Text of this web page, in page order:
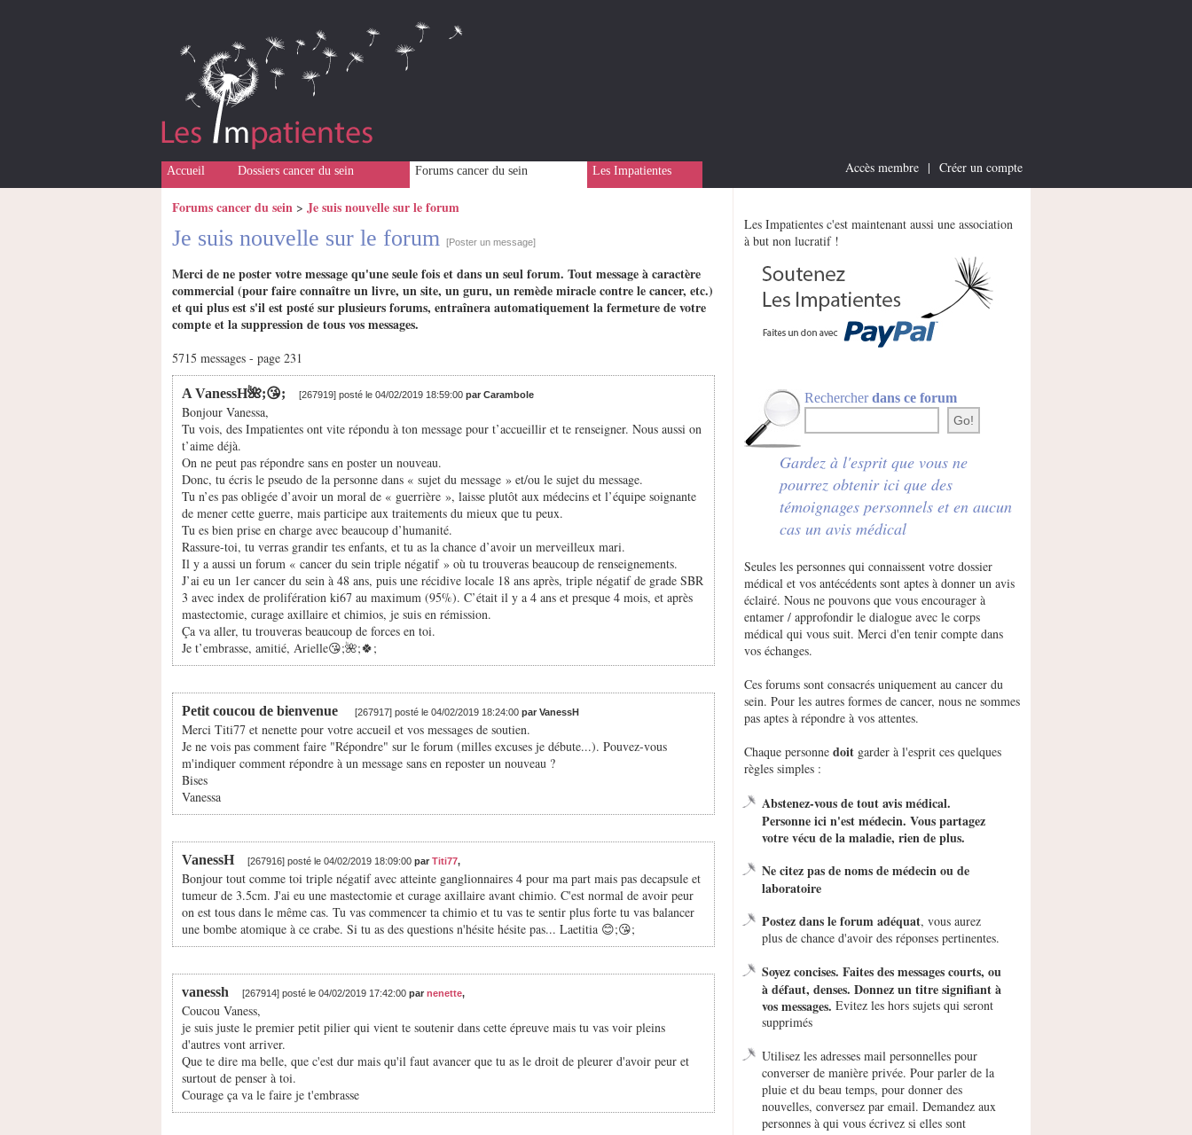
Accueil Dossiers cancer du sein Forums cancer du sein Les Impatientes Accès membre | Créer un compte
Forums cancer du sein > Je suis nouvelle sur le forum
Je suis nouvelle sur le forum [Poster un message]
Merci de ne poster votre message qu'une seule fois et dans un seul forum. Tout message à caractère
commercial (pour faire connaître un livre, un site, un guru, un remède miracle contre le cancer, etc.)
et qui plus est s'il est posté sur plusieurs forums, entraînera automatiquement la fermeture de votre
compte et la suppression de tous vos messages.
5715 messages - page 231
A VanessH🌺;😘; [267919] posté le 04/02/2019 18:59:00 par Carambole
Bonjour Vanessa,
Tu vois, des Impatientes ont vite répondu à ton message pour t’accueillir et te renseigner. Nous aussi on
t’aime déjà.
On ne peut pas répondre sans en poster un nouveau.
Donc, tu écris le pseudo de la personne dans « sujet du message » et/ou le sujet du message.
Tu n’es pas obligée d’avoir un moral de « guerrière », laisse plutôt aux médecins et l’équipe soignante
de mener cette guerre, mais participe aux traitements du mieux que tu peux.
Tu es bien prise en charge avec beaucoup d’humanité.
Rassure-toi, tu verras grandir tes enfants, et tu as la chance d’avoir un merveilleux mari.
Il y a aussi un forum « cancer du sein triple négatif » où tu trouveras beaucoup de renseignements.
J’ai eu un 1er cancer du sein à 48 ans, puis une récidive locale 18 ans après, triple négatif de grade SBR
3 avec index de prolifération ki67 au maximum (95%). C’était il y a 4 ans et presque 4 mois, et après
mastectomie, curage axillaire et chimios, je suis en rémission.
Ça va aller, tu trouveras beaucoup de forces en toi.
Je t’embrasse, amitié, Arielle😘;🌺;🍀;
Petit coucou de bienvenue [267917] posté le 04/02/2019 18:24:00 par VanessH
Merci Titi77 et nenette pour votre accueil et vos messages de soutien.
Je ne vois pas comment faire "Répondre" sur le forum (milles excuses je débute...). Pouvez-vous
m'indiquer comment répondre à un message sans en reposter un nouveau ?
Bises
Vanessa
VanessH [267916] posté le 04/02/2019 18:09:00 par Titi77,
Bonjour tout comme toi triple négatif avec atteinte ganglionnaires 4 pour ma part mais pas decapsule et
tumeur de 3.5cm. J'ai eu une mastectomie et curage axillaire avant chimio. C'est normal de avoir peur
on est tous dans le même cas. Tu vas commencer ta chimio et tu vas te sentir plus forte tu vas balancer
une bombe atomique à ce crabe. Si tu as des questions n'hésite hésite pas... Laetitia 😊;😘;
vanessh [267914] posté le 04/02/2019 17:42:00 par nenette,
Coucou Vaness,
je suis juste le premier petit pilier qui vient te soutenir dans cette épreuve mais tu vas voir pleins
d'autres vont arriver.
Que te dire ma belle, que c'est dur mais qu'il faut avancer que tu as le droit de pleurer d'avoir peur et
surtout de penser à toi.
Courage ça va le faire je t'embrasse
Les Impatientes c'est maintenant aussi une association
à but non lucratif !
Rechercherdans ce forum
Gardez à l'esprit que vous ne
pourrez obtenir ici que des
témoignages personnels et en aucun
cas un avis médical
Seules les personnes qui connaissent votre dossier
médical et vos antécédents sont aptes à donner un avis
éclairé. Nous ne pouvons que vous encourager à
entamer / approfondir le dialogue avec le corps
médical qui vous suit. Merci d'en tenir compte dans
vos échanges.
Ces forums sont consacrés uniquement au cancer du
sein. Pour les autres formes de cancer, nous ne sommes
pas aptes à répondre à vos attentes.
Chaque personne doit garder à l'esprit ces quelques
règles simples :
Abstenez-vous de tout avis médical.
Personne ici n'est médecin. Vous partagez
votre vécu de la maladie, rien de plus.
Ne citez pas de noms de médecin ou de
laboratoire
Postez dans le forum adéquat, vous aurez
plus de chance d'avoir des réponses pertinentes.
Soyez concises. Faites des messages courts, ou
à défaut, denses. Donnez un titre signifiant à
vos messages. Evitez les hors sujets qui seront
supprimés
Utilisez les adresses mail personnelles pour
converser de manière privée. Pour parler de la
pluie et du beau temps, pour donner des
nouvelles, conversez par email. Demandez aux
personnes à qui vous écrivez si elles sont